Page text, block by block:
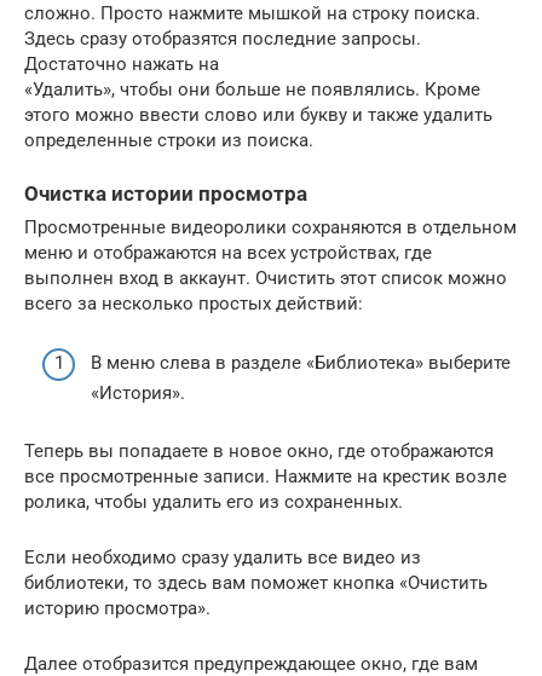
сложно. Просто нажмите мышкой на строку поиска.
Здесь сразу отобразятся последние запросы.
Достаточно нажать на
«Удалить», чтобы они больше не появлялись. Кроме
этого можно ввести слово или букву и также удалить
определенные строки из поиска.
Очистка истории просмотра
Просмотренные видеоролики сохраняются в отдельном
меню и отображаются на всех устройствах, где
выполнен вход в аккаунт. Очистить этот список можно
всего за несколько простых действий:
В меню слева в разделе «Библиотека» выберите
«История».
Теперь вы попадаете в новое окно, где отображаются
все просмотренные записи. Нажмите на крестик возле
ролика, чтобы удалить его из сохраненных.
Если необходимо сразу удалить все видео из
библиотеки, то здесь вам поможет кнопка «Очистить
историю просмотра».
Далее отобразится предупреждающее окно, где вам